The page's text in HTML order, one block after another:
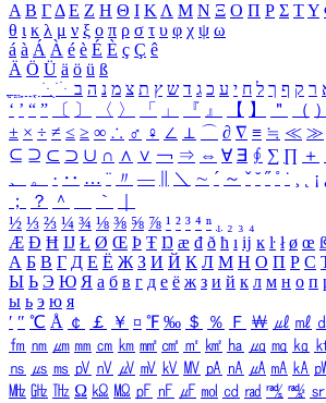
Α Β ΓΔ Ε Ζ Η Θ Ι ΚΛ Μ Ν Ξ Ο Π Ρ Σ ΤΥ
θ ι κ λ μ ν ξ ο π ρ σ τ υ φ χ ψ ω
á à Á À é è É È ç Ç ê
Ä Ö Ü ä ö ü ß
ִֶֹ ֻּ ׁׂ ר ק ף ך ל ח י ע כ ג ד ש ץ ת צ מ נ ה ב
‘ ’ “ ” 〔 〕 〈 〉 「 」 『 』 【 】 ＂ （ ）
± × ÷ ≠ ≤ ≥ ∞ ∴ ♂ ♀ ∠ ⊥ ⌒ ∂ ∇ ≡ ≒ ≪ ≫
⊆ ⊇ ⊂ ⊃ ∪ ∩ ∧ ∨ ￢ ⇒ ⇔ ∀ ∃ ∮ ∑ ∏ ＋
、
。 · ‥ … ¨ 〃 ― ＼ ∼ ´ ～ ˇ ˘ ˝ ˚ ˙ ¸ ¡
；
？ ＾ ｀
½ ⅓ ⅔ ¼ ¾ ⅛ ⅜ ⅝ ⅞ ¹ ² ³ ⁴ ⁿ ₁ ₂ ₃ ₄
Æ Ð Ħ Ĳ Ł Ø Œ Þ Ŧ Ŋ æ đ ð ħ ı ĳ ĸ ŀ ł ø œ
А Б В Г Д Е Ё Ж З И Й К Л М Н О П Р С
Ы Ь Э Ю Я а б в г д е ё ж з и й к л м н о п
ы ь э ю я
′ ″ ℃ Å ￠ ￡ ￥ ¤ ℉ ‰ ＄ ％ Ｆ ￦ ㎕ ㎖
㎙ ㎚ ㎛ ㎜ ㎝ ㎞ ㎟ ㎠ ㎡ ㎢ ㏊ ㎍ ㎎ ㎏
㎱ ㎲ ㎳ ㎴ ㎵ ㎶ ㎷ ㎸ ㎹ ㎀ ㎁ ㎂ ㎃ ㎄
㎒ ㎓ ㎔ Ω ㏀ ㏁ ㎊ ㎋ ㎌ ㏖ ㏅ ㎭ ㎮ ㎯ ㏛